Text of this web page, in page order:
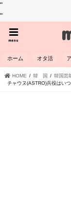
"
"
menu
ホーム オタ活
HOME 韓 国 韓国芸
チャウヌ(ASTRO)兵役はい